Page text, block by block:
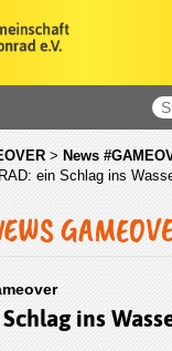
> News
ein Schlag ins
ins